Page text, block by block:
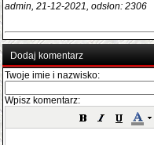
admin, 21-12-2021, odsłon: 2306
Dodaj komentarz
Twoje imie i nazwisko:
Wpisz komentarz: